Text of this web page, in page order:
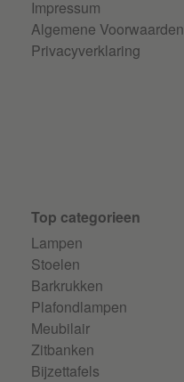
Impressum
Algemene Voorwaarden
Privacyverklaring
Top categorieen
Lampen
Stoelen
Barkrukken
Plafondlampen
Meubilair
Zitbanken
Bijzettafels